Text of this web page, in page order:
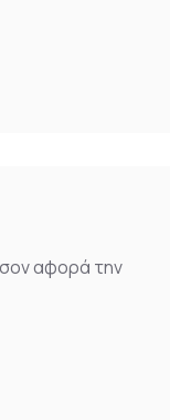
αφορά την